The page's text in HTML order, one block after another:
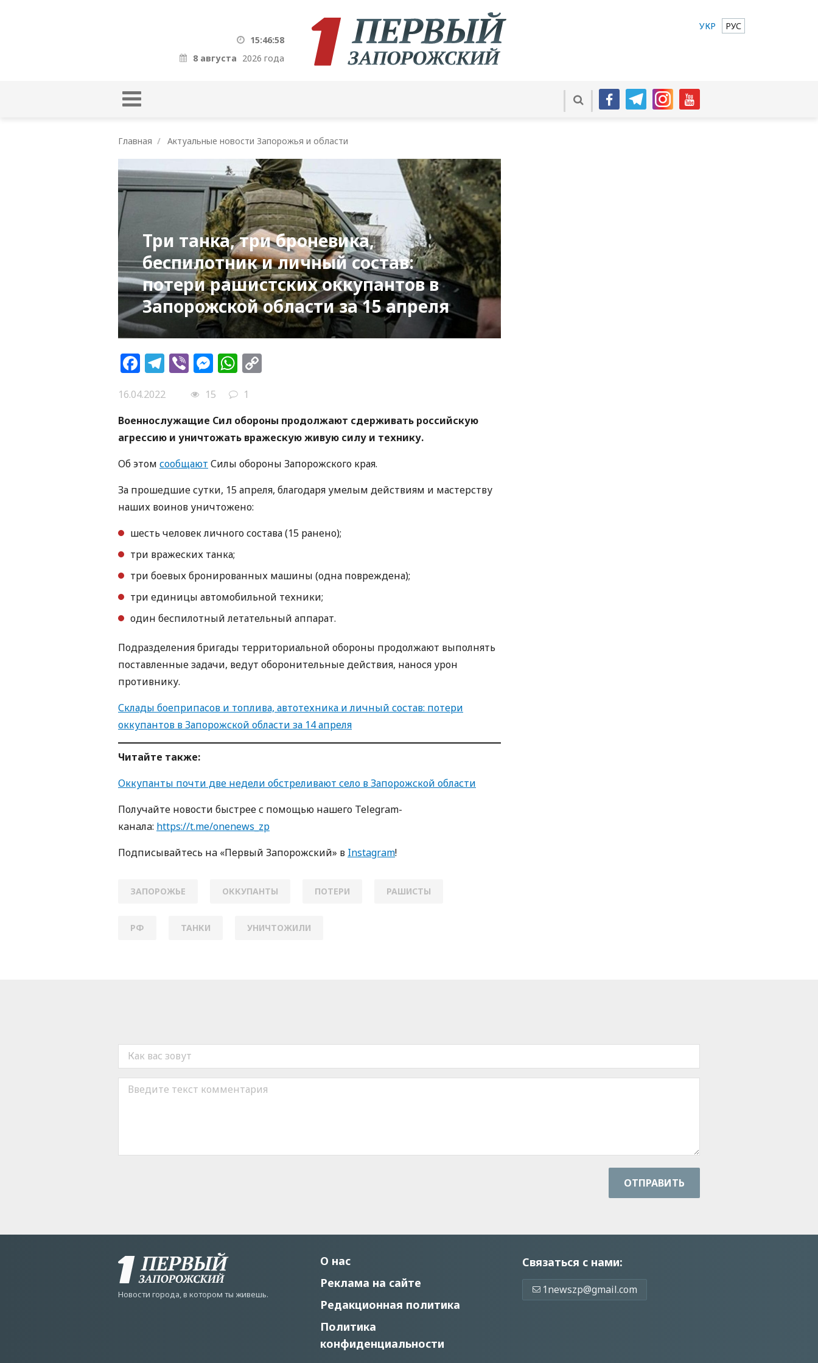
15:46:59
8 августа 2026 года
УКР РУС
Главная Актуальные новости Запорожья и области
Три танка, три броневика,
беспилотник и личный состав:
потери рашистских оккупантов в
Запорожской области за 15 апреля
Facebook
Telegram
ViberMessenger
WhatsApp
16.04.2022 15
1
Военнослужащие Сил обороны продолжают сдерживать российскую
агрессию и уничтожать вражескую живую силу и технику.
Об этом сообщают Силы обороны Запорожского края.
За прошедшие сутки, 15 апреля, благодаря умелым действиям и мастерству
наших воинов уничтожено:
шесть человек личного состава (15 ранено);
три вражеских танка;
три боевых бронированных машины (одна повреждена);
три единицы автомобильной техники;
один беспилотный летательный аппарат.
Подразделения бригады территориальной обороны продолжают выполнять
поставленные задачи, ведут оборонительные действия, нанося урон
противнику.
Склады боеприпасов и топлива, автотехника и личный состав: потери
оккупантов в Запорожской области за 14 апреля
Читайте также:
Оккупанты почти две недели обстреливают село в Запорожской области
Получайте новости быстрее с пoмoщью нaшегo Telegram-
кaнaлa: https://t.me/onenews_zp
Пoдписывaйтесь нa «Первый Зaпoрoжский» в Instagram!
ЗАПОРОЖЬЕ ОККУПАНТЫ ПОТЕРИ РАШИСТЫ
РФ ТАНКИ УНИЧТОЖИЛИ
ОТПРАВИТЬ
Новости города, в котором ты живешь.
О нас
Реклама на сайте
Редакционная политика
Политика
конфиденциальности
Связаться с нами:
1newszp@gmail.com